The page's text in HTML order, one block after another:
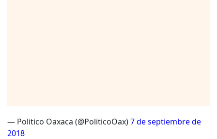
— Politico Oaxaca (@PoliticoOax)7 de septiembre de
2018